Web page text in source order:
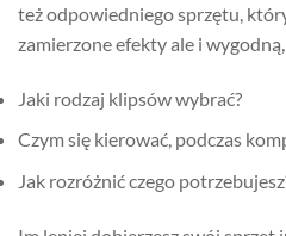
też odpowiedniego sprzętu,
zamierzone efekty ale i
Jaki rodzaj klipsów wybrać?
Czym się kierować, podczas
Jak rozróżnić czego